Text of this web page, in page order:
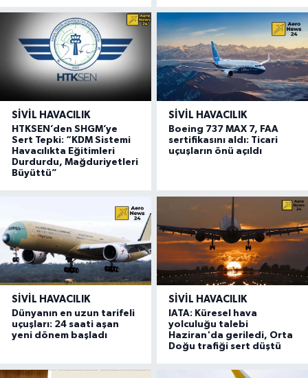
SIVIL HAVACILIK
HTKSEN’den SHGM’ye
Sert Tepki: “KDM Sistemi
Havacılıkta Eğitimleri
Durdurdu, Mağduriyetleri
Büyüttü”
SIVIL HAVACILIK
Boeing 737 MAX 7, FAA
sertifikasını aldı: Ticari
uçuşların önü açıldı
SIVIL HAVACILIK
Dünyanın en uzun tarifeli
uçuşları: 24 saati aşan
yeni dönem başladı
SIVIL HAVACILIK
IATA: Küresel hava
yolculuğu talebi
Haziran'da geriledi, Orta
Doğu trafiği sert düştü